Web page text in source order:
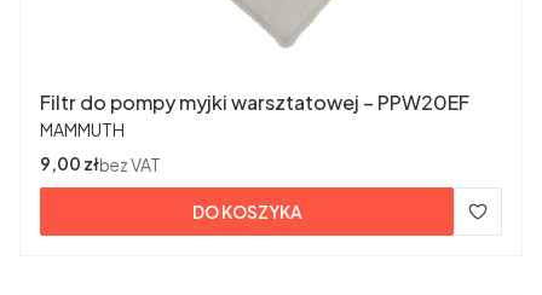
Filtr do pompy myjki warsztatowej – PPW20EF
PRODUCENT
MAMMUTH
Cena
9,00 złbez VAT
DO KOSZYKA